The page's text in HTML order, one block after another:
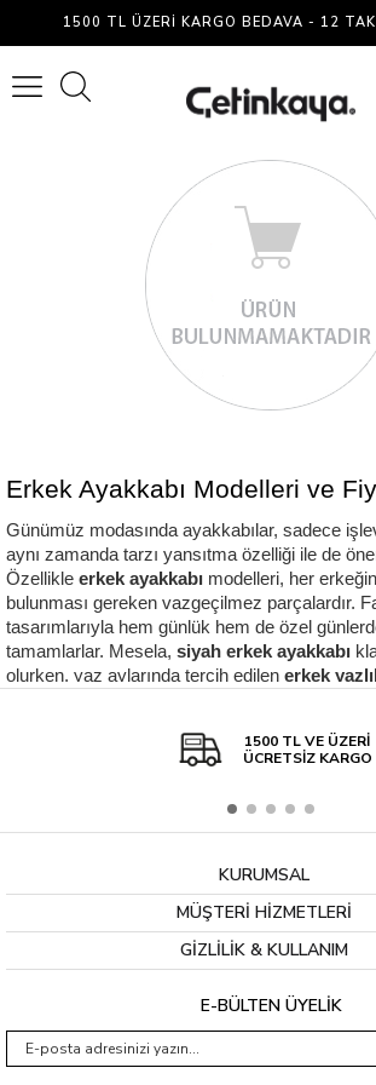
1500 TL ÜZERI KARGO BEDAVA - 12
Erkek Ayakkabı Modelleri ve
Günümüz modasında ayakkabılar, sadece
aynı zamanda tarzı yansıtma özelliği ile de
Özellikle erkek ayakkabı modelleri, her
bulunması gereken vazgeçilmez parçalardır.
tasarımlarıyla hem günlük hem de özel
tamamlarlar. Mesela, siyah erkek ayakkabı
olurken, yaz aylarında tercih edilen erkek
Aynı zamanda soğuk kış günlerinde ihtiyaç
seçenekleri de hem stil hem de
ve bu modellerin fiyatları hakkında
yapacağız. Böylece, hem şıklığı hem de
Erkek Ayakkabı Modelleri
ayakkabı modelleri, stilin tamamlayıcı
ihtiyaçlara hitap eden çeşitleri ile doğru tarzı
önemlidir. Bu noktada en popüler erkek
faydalı olabilir:
Erkek
Ayakkabı
1500 TL VE ÜZERİ
ÜCRETSİZ KARGO
KURUMSAL
MÜŞTERİ HİZMETLERİ
GİZLİLİK & KULLANIM
E-BÜLTEN ÜYELİK